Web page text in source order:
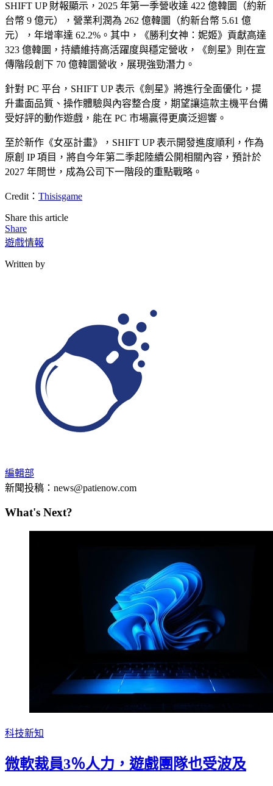
SHIFT UP 財報顯示，2025 年第一季營收達 422 億韓圜（約新
台幣 9 億元），營業利潤為 262 億韓圜（約新台幣 5.61 億
元），年增率達 62.2%。其中，《勝利女神：妮姬》貢獻高達
323 億韓圜，持續維持高活躍度與穩定營收，《劍星》則在宣
傳階段創下 70 億韓圜營收，展現強勁潛力。
針對 PC 平台，SHIFT UP 表示《劍星》將進行全面優化，提
升畫面品質、操作體驗與內容整合度，期望讓這款主機平台備
受好評的動作遊戲，能在 PC 市場贏得更廣泛迴響。
至於新作《女巫計畫》，SHIFT UP 表示開發進度順利，作為
原創 IP 項目，將自今年第二季起陸續公開相關內容，預計於
2027 年問世，成為公司下一階段的重點戰略。
Credit： Thisisgame
Share this article
Share
遊戲情報
Written by
編輯部
新聞投稿：news@patienow.com
What's Next?
科技新知
微軟裁員3％人力，遊戲團隊也受波及